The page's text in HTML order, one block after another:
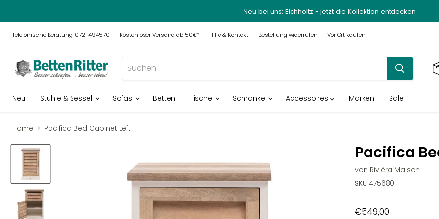
Neu bei uns: Eichholtz - jetzt die Kollektion entdecken
Telefonische Beratung: 0721 494570 Kostenloser Versand ab 50€* Hilfe & Kontakt Bestellung widerrufen Vor Ort kaufen
Neu
Stühle & Sessel Sofas Betten Tische Schränke Accessoires Marken Sale
Home Pacifica Bed Cabinet Left
Pacifica
von Rivièra Maison
SKU 475680
€549,00